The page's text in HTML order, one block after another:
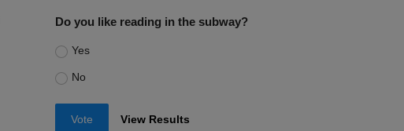
Do you like reading in the subway?
Yes
No
Vote View Results